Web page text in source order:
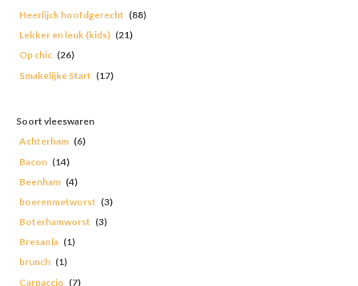
Heerlijck hoofdgerecht (88)
Lekker en leuk (kids) (21)
Op chic (26)
Smakelijke Start (17)
Soort vleeswaren
Achterham (6)
Bacon (14)
Beenham (4)
boerenmetworst (3)
Boterhamworst (3)
Bresaola (1)
brunch (1)
Carpaccio (7)